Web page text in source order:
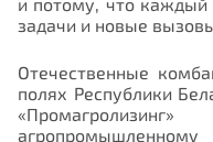
задачи и новые
Отечественные
полях Республики